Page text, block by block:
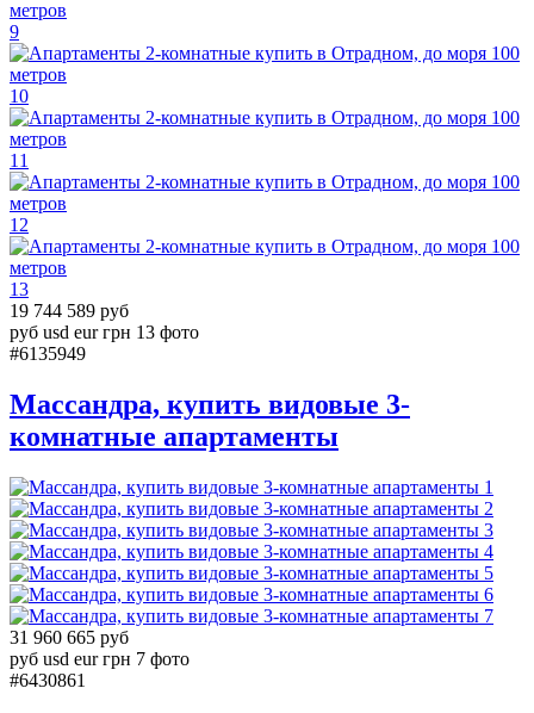
9
10
11
12
13
19 744 589 руб
руб usd eur грн 13 фото
#6135949
Массандра, купить видовые 3-
комнатные апартаменты
1
2
3
4
5
6
7
31 960 665 руб
руб usd eur грн 7 фото
#6430861